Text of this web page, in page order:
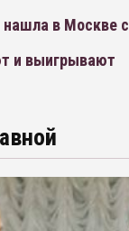
в Москве
и выигрывают